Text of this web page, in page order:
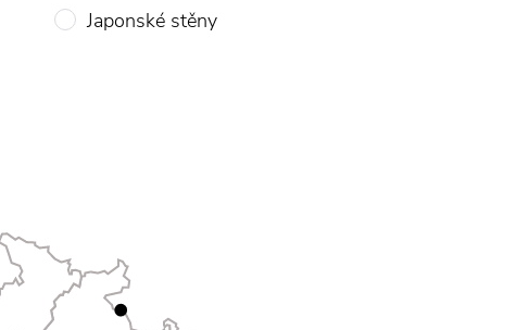
Japonské stěny